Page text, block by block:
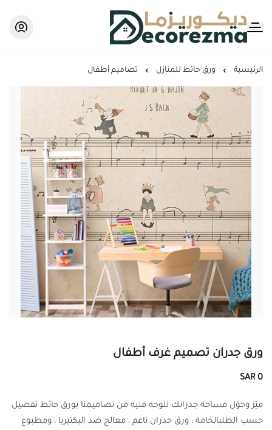
Decorezma
الرئيسية ورق حائط للمنازل تصاميم أطفال
ورق جدران تصميم غرف أطفال
0 SAR
ميّز وحوّل مساحة جدرانك للوحه فنيه من تصاميمنا بورق حائط تفصيل
حسب الطلبالخامة : ورق جدران ناعم ، معالج ضد البكتيريا ، ومطبوع